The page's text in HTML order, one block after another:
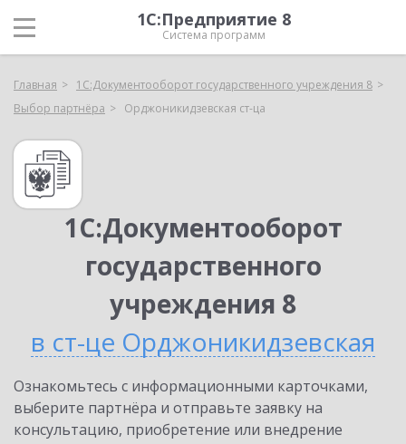
1С:Предприятие 8
Система программ
Главная
1С:Документооборот государственного учреждения 8
Выбор партнёра
Орджоникидзевская ст-ца
1С:Документооборот
государственного
учреждения 8
в ст-це Орджоникидзевская
Ознакомьтесь с информационными карточками,
выберите партнёра и отправьте заявку на
консультацию, приобретение или внедрение